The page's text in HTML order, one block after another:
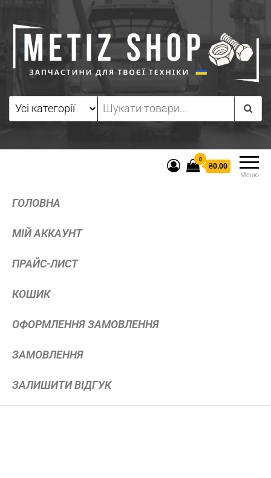
Меню
0
₴0.00
ГОЛОВНА
МІЙ АККАУНТ
ПРАЙС-ЛИСТ
КОШИК
ОФОРМЛЕННЯ ЗАМОВЛЕННЯ
ЗАМОВЛЕННЯ
ЗАЛИШИТИ ВІДГУК